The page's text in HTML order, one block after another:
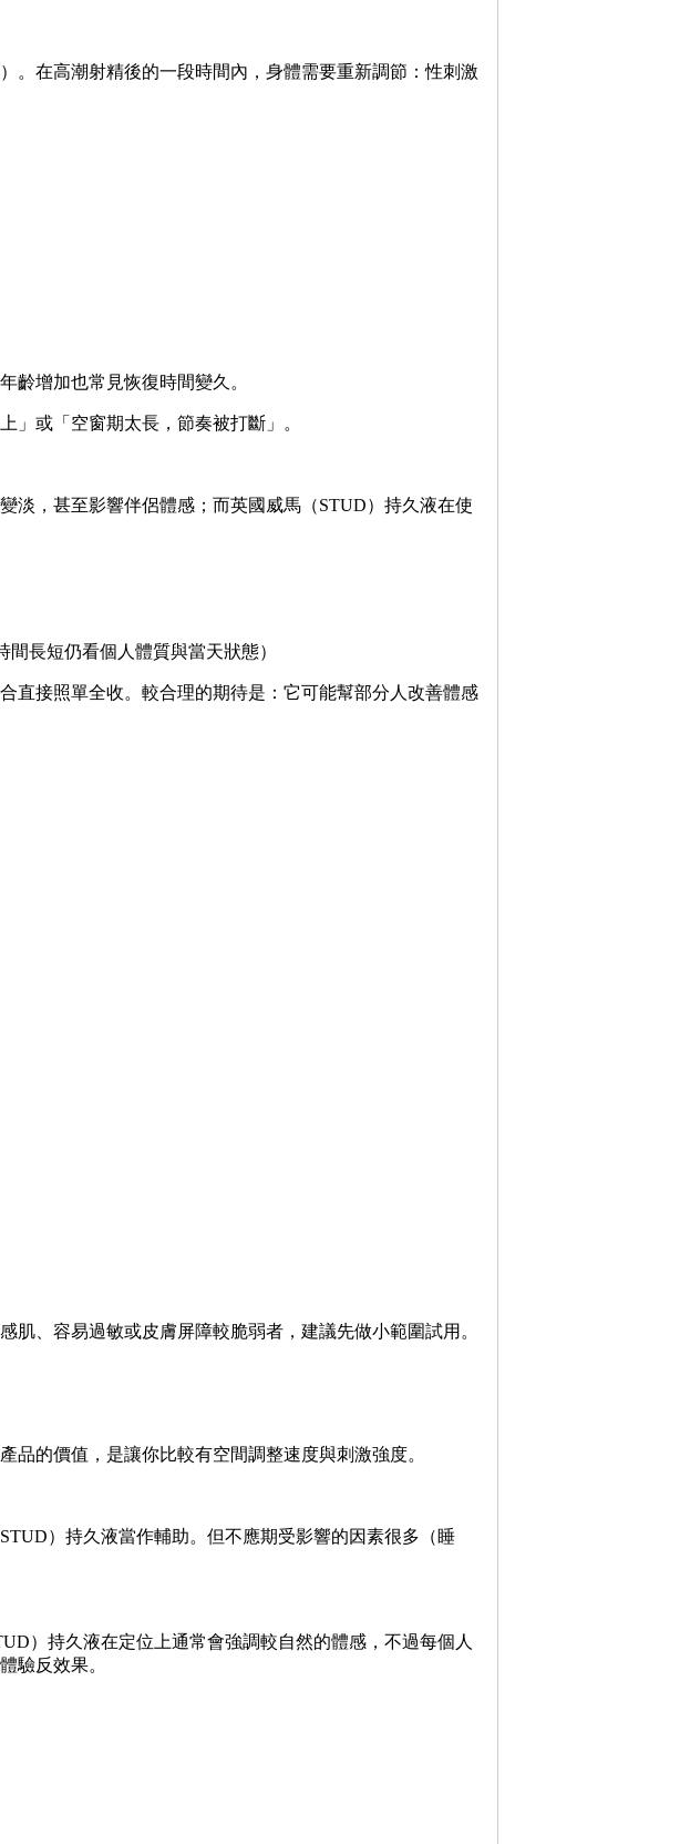
。在高潮射精後的一段時間內，身體需要重新調節：性刺激
齡增加也常見恢復時間變久。
」或「空窗期太長，節奏被打斷」。
淡，甚至影響伴侶體感；而英國威馬（STUD）持久液在使
長短仍看個人體質與當天狀態）
直接照單全收。較合理的期待是：它可能幫部分人改善體感
、容易過敏或皮膚屏障較脆弱者，建議先做小範圍試用。
的價值，是讓你比較有空間調整速度與刺激強度。
）持久液當作輔助。但不應期受影響的因素很多（睡
）持久液在定位上通常會強調較自然的體感，不過每個人
驗反效果。